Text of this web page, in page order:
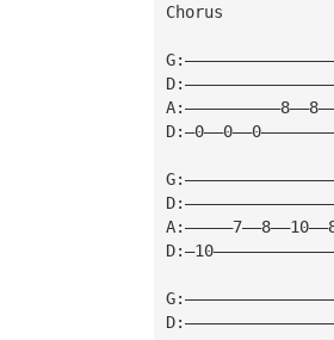
Chorus